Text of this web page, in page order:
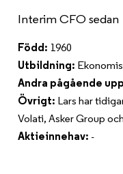
Interim CFO sedan
Född: 1960
Utbildning:
Andra pågående
Övrigt: Lars har
Volati, Asker Group
Aktieinnehav: -